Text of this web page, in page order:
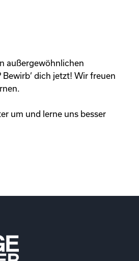
außergewöhnlichen
dich jetzt! Wir freuen
um und lerne uns besser